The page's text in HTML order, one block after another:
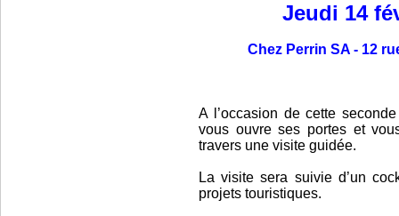
Jeudi 14
Chez Perrin SA - 12
A l’occasion de cette
vous ouvre ses portes et
travers une visite guidée.
La visite sera suivie d’un
projets touristiques.